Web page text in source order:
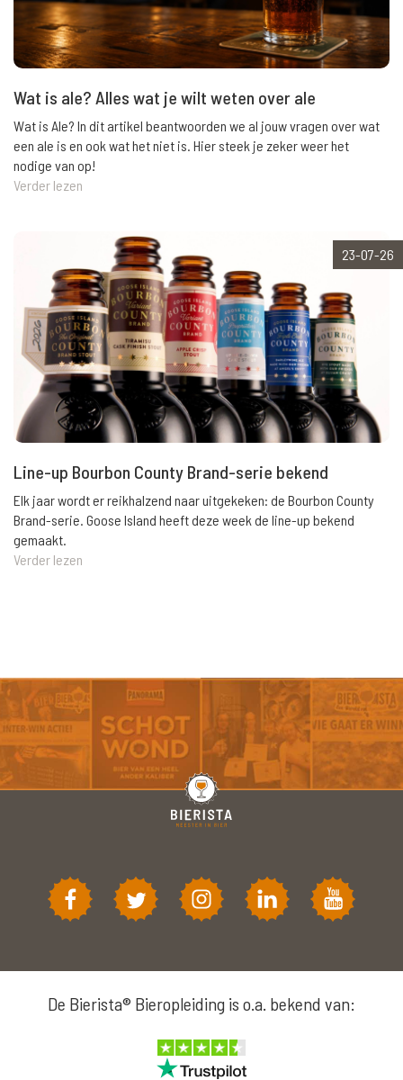
Wat is ale? Alles wat je wilt weten over ale
Wat is Ale? In dit artikel beantwoorden we al jouw vragen over wat
een ale is en ook wat het niet is. Hier steek je zeker weer het
nodige van op!
Verder lezen
23-07-26
Line-up Bourbon County Brand-serie bekend
Elk jaar wordt er reikhalzend naar uitgekeken: de Bourbon County
Brand-serie. Goose Island heeft deze week de line-up bekend
gemaakt.
Verder lezen
De Bierista® Bieropleiding is o.a. bekend van: